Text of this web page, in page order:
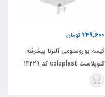
249,600 تومان
کیسه یوروستومی آلترنا پیشرفته
کلوپلاست coloplast کد 14229